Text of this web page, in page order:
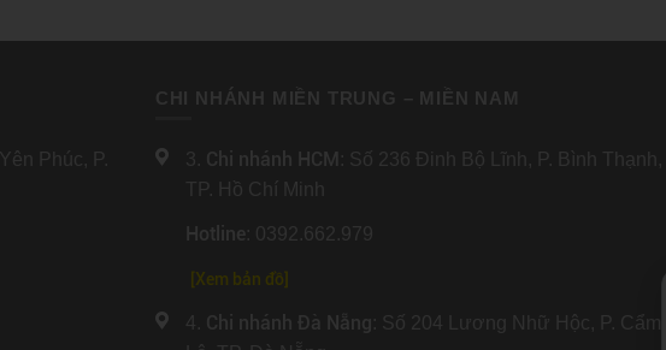
Phúc, P.
CHI NHÁNH MIỀN TRUNG – MIỀN NAM
3. Chi nhánh HCM : Số 236 Đinh Bộ Lĩnh, P. Bình Thạnh,
TP. Hồ Chí Minh
Hotline: 0392.662.979
[Xem bản đồ]
4. Chi nhánh Đà Nẵng: Số 204 Lương Nhữ Hộc, P. Cẩm